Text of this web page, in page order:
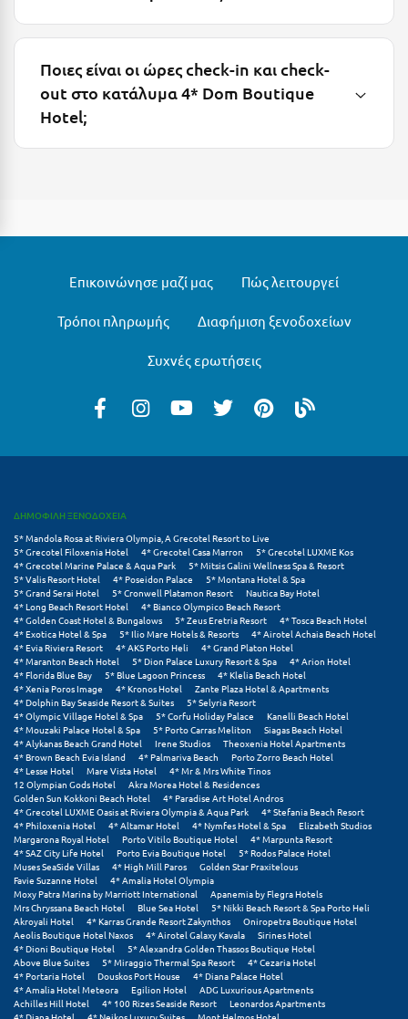
Μεθώνη
Μπαλί Κρήτης
Μπάνσκο
Μπούκα Μεσσηνίας
Μύκονος
Μυστράς
Μυτιλήνη
Ν
Νάξος
Νάουσα
Ναυπακτία
Ναύπλιο
Νέα Μάκρη
Νέα Στύρα Εύβοιας
Νέοι Πόροι Πιερίας
Ποιες είναι οι ώρες check-in και check-
out στο κατάλυμα 4* Dom Boutique
Hotel;
Επικοινώνησε μαζί μας Πώς λειτουργεί
Τρόποι πληρωμής Διαφήμιση ξενοδοχείων
Συχνές ερωτήσεις
ΔΗΜΟΦΙΛΗ ΞΕΝΟΔΟΧΕΙΑ
5* Mandola Rosa at Riviera Olympia, A Grecotel Resort to Live
5* Grecotel Filoxenia Hotel
4* Grecotel Casa Marron
5* Grecotel LUXME Kos
4* Grecotel Marine Palace & Aqua Park
5* Mitsis Galini Wellness Spa & Resort
5* Valis Resort Hotel
4* Poseidon Palace
5* Montana Hotel & Spa
5* Grand Serai Hotel
5* Cronwell Platamon Resort
Nautica Bay Hotel
4* Long Beach Resort Hotel
4* Bianco Olympico Beach Resort
4* Golden Coast Hotel & Bungalows
5* Zeus Eretria Resort
4* Tosca Beach Hotel
4* Exotica Hotel & Spa
5* Ilio Mare Hotels & Resorts
4* Airotel Achaia Beach Hotel
4* Evia Riviera Resort
4* AKS Porto Heli
4* Grand Platon Hotel
4* Maranton Beach Hotel
5* Dion Palace Luxury Resort & Spa
4* Arion Hotel
4* Florida Blue Bay
5* Blue Lagoon Princess
4* Klelia Beach Hotel
4* Xenia Poros Image
4* Kronos Hotel
Zante Plaza Hotel & Apartments
4* Dolphin Bay Seaside Resort & Suites
5* Selyria Resort
4* Olympic Village Hotel & Spa
5* Corfu Holiday Palace
Kanelli Beach Hotel
4* Mouzaki Palace Hotel & Spa
5* Porto Carras Meliton
Siagas Beach Hotel
4* Alykanas Beach Grand Hotel
Irene Studios
Theoxenia Hotel Apartments
4* Brown Beach Evia Island
4* Palmariva Beach
Porto Zorro Beach Hotel
4* Lesse Hotel
Mare Vista Hotel
4* Mr & Mrs White Tinos
12 Olympian Gods Hotel
Akra Morea Hotel & Residences
Golden Sun Kokkoni Beach Hotel
4* Paradise Art Hotel Andros
4* Grecotel LUXME Oasis at Riviera Olympia & Aqua Park
4* Stefania Beach Resort
4* Philoxenia Hotel
4* Altamar Hotel 4* Nymfes Hotel & Spa
Elizabeth Studios
Margarona Royal Hotel
Porto Vitilo Boutique Hotel
4* Marpunta Resort
4* SAZ City Life Hotel
Porto Evia Boutique Hotel
5* Rodos Palace Hotel
Muses SeaSide Villas
4* High Mill Paros
Golden Star Praxitelous
Favie Suzanne Hotel
4* Amalia Hotel Olympia
Moxy Patra Marina by Marriott International
Apanemia by Flegra Hotels
Mrs Chryssana Beach Hotel
Blue Sea Hotel
5* Nikki Beach Resort & Spa Porto Heli
Akroyali Hotel
4* Karras Grande Resort Zakynthos
Oniropetra Boutique Hotel
Aeolis Boutique Hotel Naxos
4* Airotel Galaxy Kavala
Sirines Hotel
4* Dioni Boutique Hotel
5* Alexandra Golden Thassos Boutique Hotel
Above Blue Suites
5* Miraggio Thermal Spa Resort
4* Cezaria Hotel
4* Portaria Hotel
Douskos Port House
4* Diana Palace Hotel
4* Amalia Hotel Meteora
Egilion Hotel
ADG Luxurious Apartments
Achilles Hill Hotel
4* 100 Rizes Seaside Resort
Leonardos Apartments